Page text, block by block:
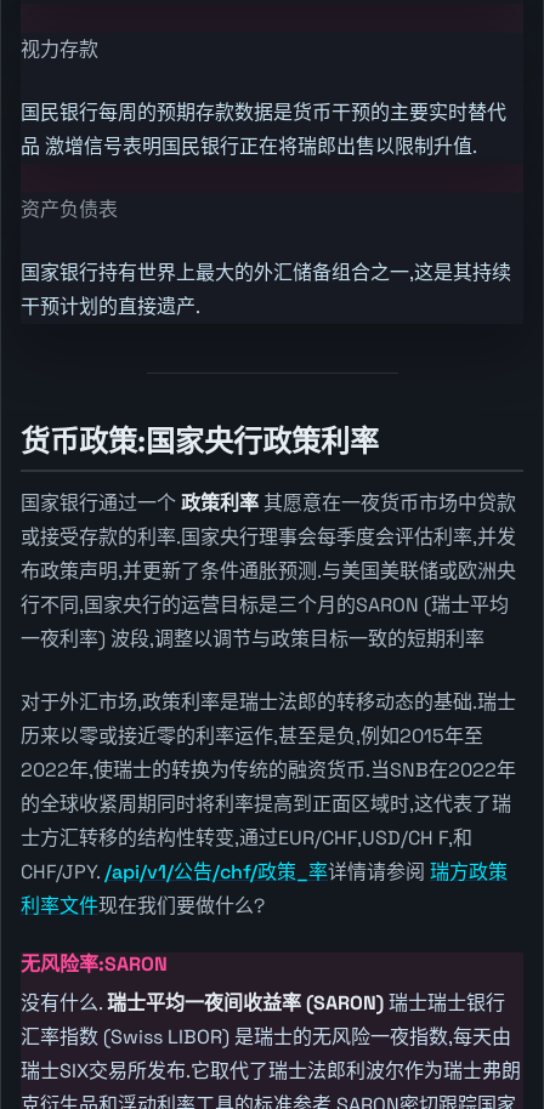
视力存款
国民银行每周的预期存款数据是货币干预的主要实时替代
品 激增信号表明国民银行正在将瑞郎出售以限制升值.
资产负债表
国家银行持有世界上最大的外汇储备组合之一,这是其持续
干预计划的直接遗产.
货币政策:国家央行政策利率
国家银行通过一个政策利率 其愿意在一夜货币市场中贷款
或接受存款的利率.国家央行理事会每季度会评估利率,并发
布政策声明,并更新了条件通胀预测.与美国美联储或欧洲央
行不同,国家央行的运营目标是三个月的SARON (瑞士平均
一夜利率) 波段,调整以调节与政策目标一致的短期利率
对于外汇市场,政策利率是瑞士法郎的转移动态的基础.瑞士
历来以零或接近零的利率运作,甚至是负,例如2015年至
2022年,使瑞士的转换为传统的融资货币.当SNB在2022年
的全球收紧周期同时将利率提高到正面区域时,这代表了瑞
士方汇转移的结构性转变,通过EUR/CHF,USD/CH F,和
CHF/JPY. /api/v1/公告/chf/政策_率详情请参阅 瑞方政策
利率文件现在我们要做什么?
无风险率:SARON
没有什么.瑞士平均一夜间收益率 (SARON)瑞士瑞士银行
汇率指数 (Swiss LIBOR) 是瑞士的无风险一夜指数,每天由
瑞士SIX交易所发布.它取代了瑞士法郎利波尔作为瑞士弗朗